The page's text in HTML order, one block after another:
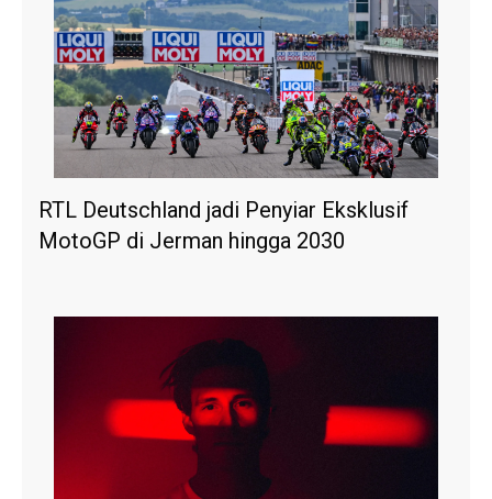
RTL Deutschland jadi Penyiar Eksklusif
MotoGP di Jerman hingga 2030